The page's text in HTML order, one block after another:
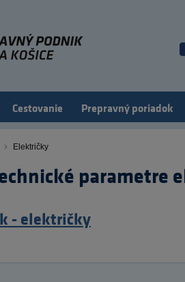
Cestovanie Prepravný poriadok
Električky
parametre
- električky